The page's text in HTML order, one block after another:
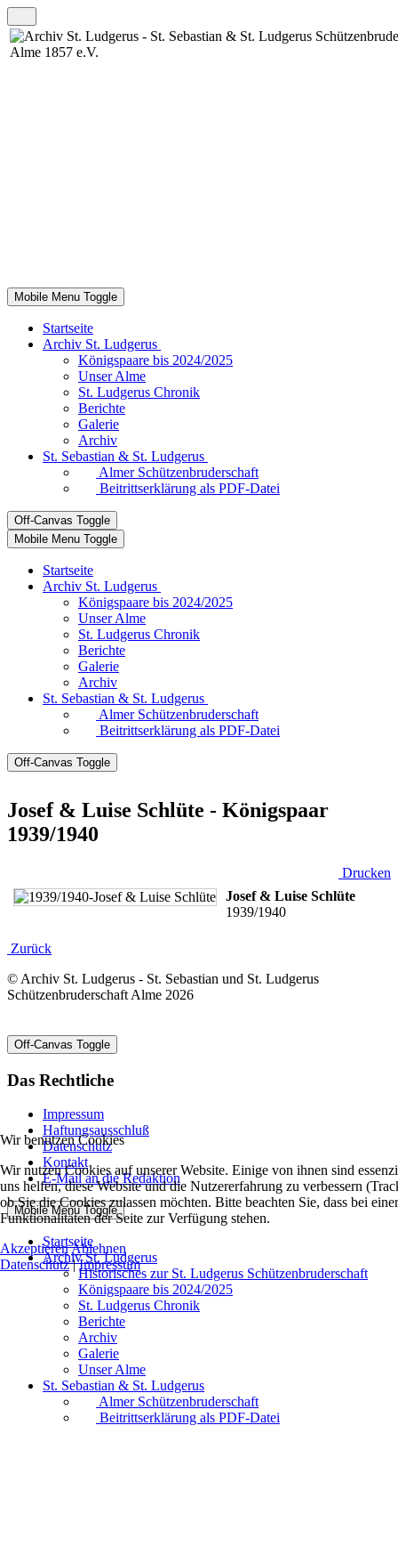
Mobile Menu Toggle
Startseite
Archiv St. Ludgerus
Königspaare bis 2024/2025
Unser Alme
St. Ludgerus Chronik
Berichte
Galerie
Archiv
St. Sebastian & St. Ludgerus
Almer Schützenbruderschaft
Beitrittserklärung als PDF-Datei
Off-Canvas Toggle
Mobile Menu Toggle
Startseite
Archiv St. Ludgerus
Königspaare bis 2024/2025
Unser Alme
St. Ludgerus Chronik
Berichte
Galerie
Archiv
St. Sebastian & St. Ludgerus
Almer Schützenbruderschaft
Beitrittserklärung als PDF-Datei
Off-Canvas Toggle
Josef & Luise Schlüte - Königspaar
1939/1940
Drucken
Josef & Luise Schlüte
1939/1940
Zurück
© Archiv St. Ludgerus - St. Sebastian und St. Ludgerus
Schützenbruderschaft Alme 2026
Off-Canvas Toggle
Das Rechtliche
Impressum
Haftungsausschluß
Datenschutz
Kontakt
E-Mail an die Redaktion
Mobile Menu Toggle
Startseite
Archiv St. Ludgerus
Historisches zur St. Ludgerus Schützenbruderschaft
Königspaare bis 2024/2025
St. Ludgerus Chronik
Berichte
Archiv
Galerie
Unser Alme
St. Sebastian & St. Ludgerus
Almer Schützenbruderschaft
Beitrittserklärung als PDF-Datei
Wir benutzen Cookies
Wir nutzen Cookies auf unserer Website. Einige von ihnen sind
uns helfen, diese Website und die Nutzererfahrung zu verbessern
ob Sie die Cookies zulassen möchten. Bitte beachten Sie, dass bei
Funktionalitäten der Seite zur Verfügung stehen.
AkzeptierenAblehnen
Datenschutz|Impressum